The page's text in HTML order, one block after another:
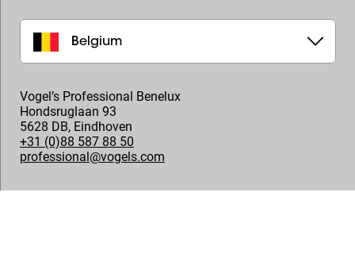
Belgium
Vogel’s Professional Benelux
Hondsruglaan 93
5628 DB, Eindhoven
+31 (0)88 587 88 50
professional@vogels.com